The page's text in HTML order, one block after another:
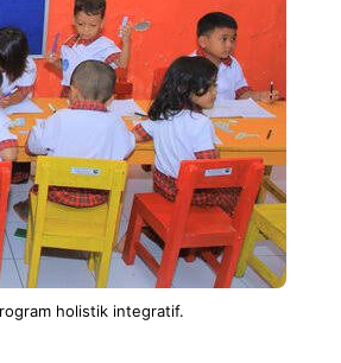
holistik integratif.